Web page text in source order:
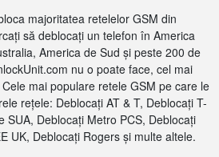
majoritatea retelelor GSM din
să deblocați un telefon în America
America de Sud și peste 200 de
nu o poate face, cel mai
mai populare retele GSM pe care le
rețele: Deblocați AT & T, Deblocați T-
SUA, Deblocați Metro PCS, Deblocați
UK, Deblocați Rogers și multe altele.